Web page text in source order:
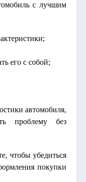
с лучшим
его с собой;
автомобиля,
проблему без
чтобы убедиться
покупки